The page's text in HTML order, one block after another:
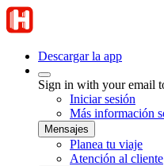
Descargar la app
Sign in with your email
Iniciar sesión
Más información
Mensajes
Planea tu viaje
Atención al cliente